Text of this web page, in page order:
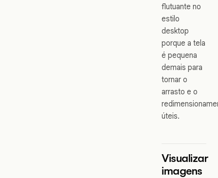
flutuante no
estilo
desktop
porque a tela
é pequena
demais para
tornar o
arrasto e o
úteis.
Visualizar
imagens